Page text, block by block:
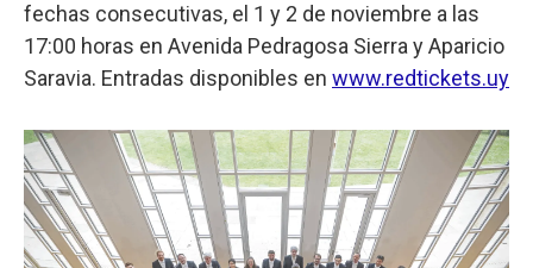
fechas consecutivas, el 1 y 2 de noviembre a las
17:00 horas en Avenida Pedragosa Sierra y Aparicio
Saravia. Entradas disponibles en www.redtickets.uy